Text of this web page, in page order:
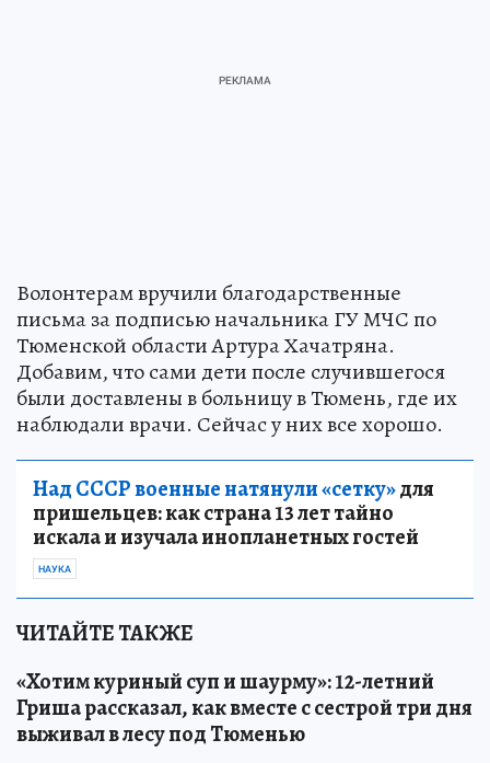
Волонтерам вручили благодарственные
письма за подписью начальника ГУ МЧС по
Тюменской области Артура Хачатряна.
Добавим, что сами дети после случившегося
были доставлены в больницу в Тюмень, где их
наблюдали врачи. Сейчас у них все хорошо.
Над СССР военные натянули «сетку»для
пришельцев: как страна 13 лет тайно
искала и изучала инопланетных гостей
НАУКА
ЧИТАЙТЕ ТАКЖЕ
«Хотим куриный суп и шаурму»: 12-летний
Гриша рассказал, как вместе с сестрой три дня
выживал в лесу под Тюменью